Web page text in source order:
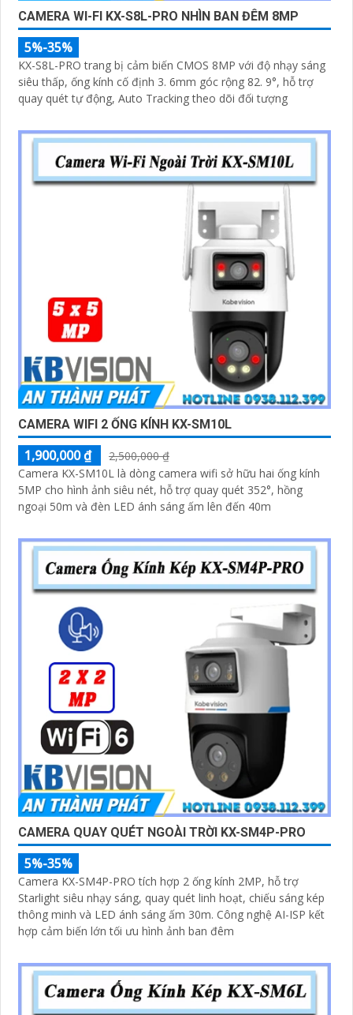
CAMERA WI-FI KX-S8L-PRO NHÌN BAN ĐÊM 8MP
5%-35%
KX-S8L-PRO trang bị cảm biến CMOS 8MP với độ nhạy sáng
siêu thấp, ống kính cố định 3. 6mm góc rộng 82. 9°, hỗ trợ
quay quét tự động, Auto Tracking theo dõi đối tượng
CAMERA WIFI 2 ỐNG KÍNH KX-SM10L
1,900,000 ₫
2,500,000 ₫
Camera KX-SM10L là dòng camera wifi sở hữu hai ống kính
5MP cho hình ảnh siêu nét, hỗ trợ quay quét 352°, hồng
ngoại 50m và đèn LED ánh sáng ấm lên đến 40m
CAMERA QUAY QUÉT NGOÀI TRỜI KX-SM4P-PRO
5%-35%
Camera KX-SM4P-PRO tích hợp 2 ống kính 2MP, hỗ trợ
Starlight siêu nhạy sáng, quay quét linh hoạt, chiếu sáng kép
thông minh và LED ánh sáng ấm 30m. Công nghệ AI-ISP kết
hợp cảm biến lớn tối ưu hình ảnh ban đêm